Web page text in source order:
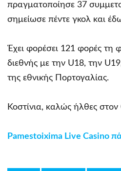
πραγματοποίησε 37
σημείωσε πέντε γκολ και
Έχει φορέσει 121 φορές τη
διεθνής με την U18, την
της εθνικής Πορτογαλίας.
Κοστίνια, καλώς ήλθες
Pamestoixima Live Casino